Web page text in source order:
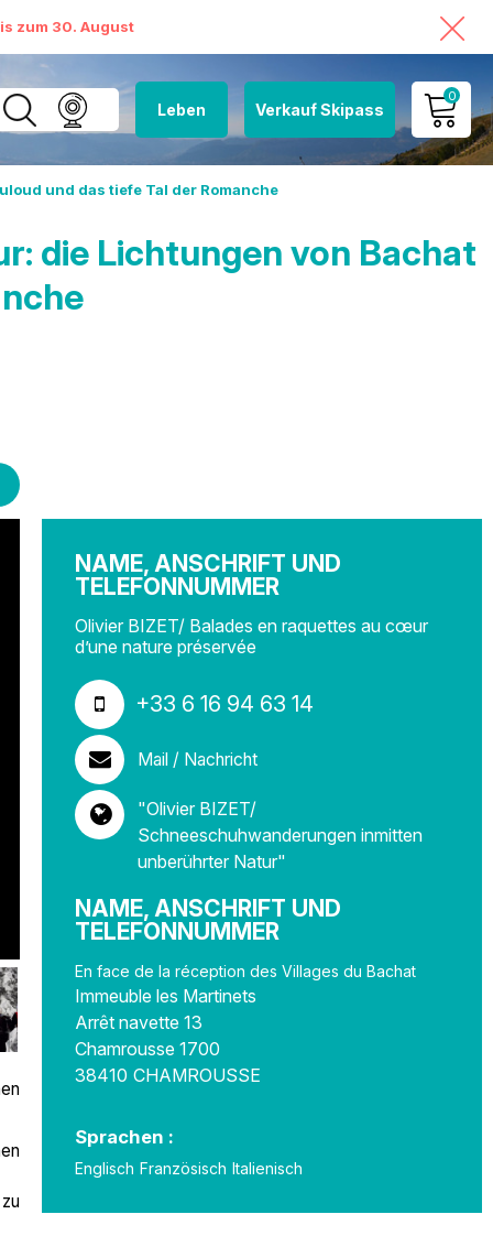
zum 30. August
Leben Verkauf Skipass
0
MEIN KONTO
und das tiefe Tal der Romanche
die Lichtungen von Bachat
NAME, ANSCHRIFT UND
TELEFONNUMMER
Olivier BIZET/ Balades en raquettes au cœur
d’une nature préservée
+33 6 16 94 63 14
Mail / Nachricht
"Olivier BIZET/
Schneeschuhwanderungen inmitten
unberührter Natur"
NAME, ANSCHRIFT UND
TELEFONNUMMER
En face de la réception des Villages du Bachat
Immeuble les Martinets
Arrêt navette 13
Chamrousse 1700
38410 CHAMROUSSE
Sprachen :
Englisch Französisch Italienisch